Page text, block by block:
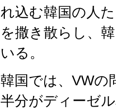
れ込む韓国の人
を撒き散らし、
いる。
韓国では、VWの
半分がディーゼ